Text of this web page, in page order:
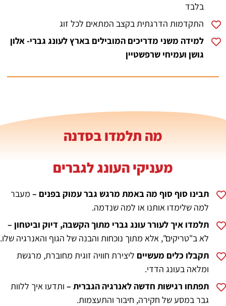
בלבד
התקדמות הדרגתית בקצב המתאים לכל זוג
למידה משני מדריכים המובילים בארץ לעונג גברי- אלון
גושן ועמיחי שרפשטיין
מה תלמדו בסדנה
מעניקי העונג לגברים
תבינו סוף סוף מה באמת מרגש גבר עמוק בפנים –מעבר
למה שלימדו אותנו או למה שנדמה.
תלמדו איך לעורר עונג גברי מתוך הקשבה, דיוק וביטחון –
לא ב"טריקים", אלא מתוך נוכחות והבנה של הגוף והאנרגיה שלו.
תקבלו כלים מעשיים ליצירת חוויה זוגית מחוברת, מרגשת
ומלאה בעונג הדדי.
תפתחו רגישות חדשה לאנרגיה הגברית –ותדעו איך ללוות
גבר במסע של חקירה, חיבור והתעצמות.